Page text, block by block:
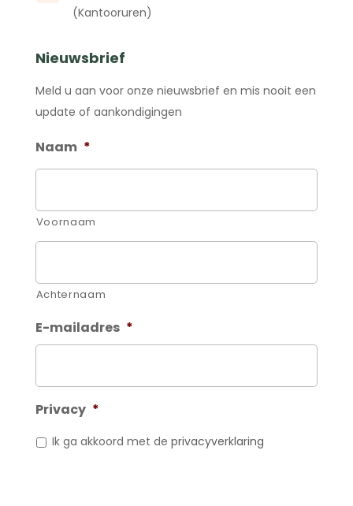
(Kantooruren)
Nieuwsbrief
Meld u aan voor onze nieuwsbrief en mis nooit een
update of aankondigingen
Naam *
Voornaam
Achternaam
E-mailadres *
Privacy *
Ik ga akkoord met de privacyverklaring